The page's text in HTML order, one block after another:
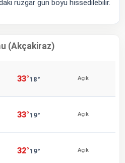
rüzgar gün boyu hissedilebilir.
(Akçakiraz)
33°18° Açık
33°19° Açık
32°19° Açık